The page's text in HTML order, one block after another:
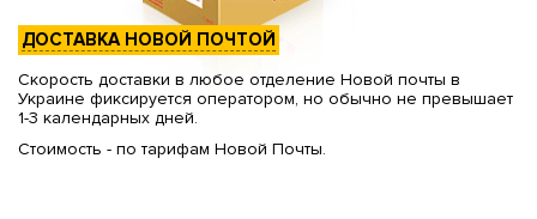
ДОСТАВКА НОВОЙ ПОЧТОЙ
Скорость доставки в любое отделение Новой почты в
Украине фиксируется оператором, но обычно не превышает
1-3 календарных дней.
Стоимость - по тарифам Новой Почты.